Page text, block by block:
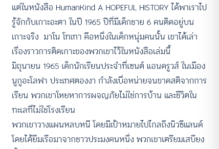
แต่ในหนังสือ HumanKind A HOPEFUL HISTORY ได้พาเราไป
รู้จักกับเกาะอะตา ในปี 1965 ปีที่มีเด็กชาย 6 คนติดอยู่บน
เกาะจริง มาโน โทเทา คือหนึ่งในเด็กหนุ่มคนนั้น เขาได้เล่า
เรื่องราวการติดเกาะของพวกเขาไว้ในหนังสือเล่มนี้
มิถุนายน 1965 เด็กนักเรียนประจำที่เซนต์ แอนดรูวส์ ในเมือง
นูกูอะโลฟา ประเทศตองงา กำลังเบื่อหน่ายจนขาดสติจากการ
เรียน พวกเขาโหยหาการผจญภัยไม่ใช่การบ้าน และชีวิตใน
ทะเลที่ไม่ใช่โรงเรียน
พวกเขาวางแผนหลบหนี โดยมีเป้าหมายไปไกลถึงนิวซีแลนด์
โดยได้ยืมเรือมาจากชาวประมงคนหนึ่ง พวกเขาเตรียมเสบียง